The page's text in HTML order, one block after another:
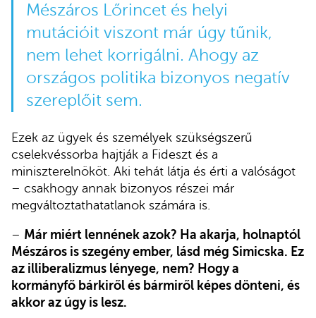
Mészáros Lőrincet és helyi
mutációit viszont már úgy tűnik,
nem lehet korrigálni. Ahogy az
országos politika bizonyos negatív
szereplőit sem.
Ezek az ügyek és személyek szükségszerű
cselekvéssorba hajtják a Fideszt és a
miniszterelnököt. Aki tehát látja és érti a valóságot
– csakhogy annak bizonyos részei már
megváltoztathatatlanok számára is.
– Már miért lennének azok? Ha akarja, holnaptól
Mészáros is szegény ember, lásd még Simicska. Ez
az illiberalizmus lényege, nem? Hogy a
kormányfő bárkiről és bármiről képes dönteni, és
akkor az úgy is lesz.